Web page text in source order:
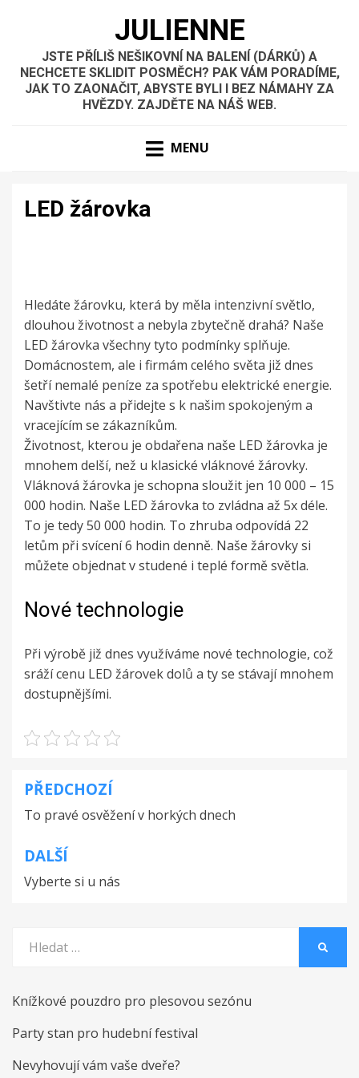
JULIENNE
JSTE PŘÍLIŠ NEŠIKOVNÍ NA BALENÍ (DÁRKŮ) A
NECHCETE SKLIDIT POSMĚCH? PAK VÁM PORADÍME,
JAK TO ZAONAČIT, ABYSTE BYLI I BEZ NÁMAHY ZA
HVĚZDY. ZAJDĚTE NA NÁŠ WEB.
MENU
LED žárovka
Hledáte žárovku, která by měla intenzivní světlo,
dlouhou životnost a nebyla zbytečně drahá? Naše
LED žárovka všechny tyto podmínky splňuje.
Domácnostem, ale i firmám celého světa již dnes
šetří nemalé peníze za spotřebu elektrické energie.
Navštivte nás a přidejte s k našim spokojeným a
vracejícím se zákazníkům.
Životnost, kterou je obdařena naše LED žárovka je
mnohem delší, než u klasické vláknové žárovky.
Vláknová žárovka je schopna sloužit jen 10 000 – 15
000 hodin. Naše LED žárovka to zvládna až 5x déle.
To je tedy 50 000 hodin. To zhruba odpovídá 22
letům při svícení 6 hodin denně. Naše žárovky si
můžete objednat v studené i teplé formě světla.
Nové technologie
Při výrobě již dnes využíváme nové technologie, což
sráží cenu LED žárovek dolů a ty se stávají mnohem
dostupnějšími.
Navigace
pro
příspěvek
PŘEDCHOZÍ
To pravé osvěžení v horkých dnech
DALŠÍ
Vyberte si u nás
Knížkové pouzdro pro plesovou sezónu
Party stan pro hudební festival
Nevyhovují vám vaše dveře?